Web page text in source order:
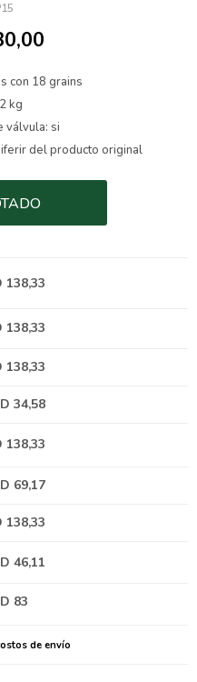
con 18 grains
kg
válvula: si
del producto original
138,33
138,33
138,33
34,58
138,33
69,17
138,33
46,11
83
de envío